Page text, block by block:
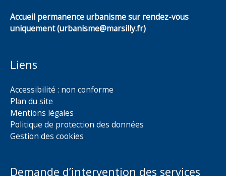
Accueil permanence urbanisme sur rendez-vous
uniquement (urbanisme@marsilly.fr)
Liens
Accessibilité : non conforme
Plan du site
Mentions légales
Politique de protection des données
Gestion des cookies
Demande d’intervention des services